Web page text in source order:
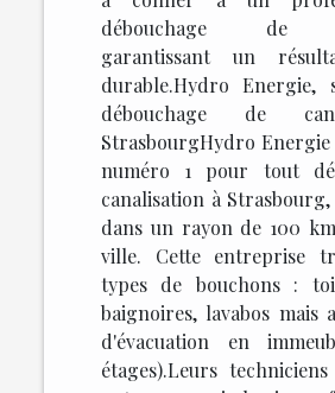
débouchage de
garantissant un
durable.Hydro Energie,
débouchage de
StrasbourgHydro
numéro 1 pour tout
canalisation à
dans un rayon de 100
ville. Cette entreprise
types de bouchons :
baignoires, lavabos mais
d'évacuation en
étages).Leurs